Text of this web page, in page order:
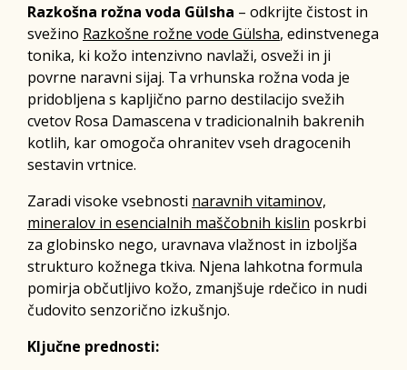
Razkošna rožna voda Gülsha – odkrijte čistost in
svežino Razkošne rožne vode Gülsha, edinstvenega
tonika, ki kožo intenzivno navlaži, osveži in ji
povrne naravni sijaj. Ta vrhunska rožna voda je
pridobljena s kapljično parno destilacijo svežih
cvetov Rosa Damascena v tradicionalnih bakrenih
kotlih, kar omogoča ohranitev vseh dragocenih
sestavin vrtnice.
Zaradi visoke vsebnosti naravnih vitaminov,
mineralov in esencialnih maščobnih kislin poskrbi
za globinsko nego, uravnava vlažnost in izboljša
strukturo kožnega tkiva. Njena lahkotna formula
pomirja občutljivo kožo, zmanjšuje rdečico in nudi
čudovito senzorično izkušnjo.
Ključne prednosti: